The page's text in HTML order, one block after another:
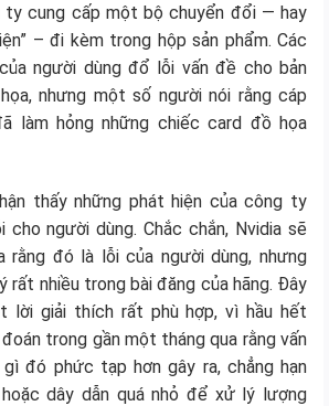
ty cung cấp một bộ chuyển đổi — hay
– đi kèm trong hộp sản phẩm. Các
người dùng đổ lỗi vấn đề cho bản
nhưng một số người nói rằng cáp
làm hỏng những chiếc card đồ họa
thấy những phát hiện của công ty
người dùng. Chắc chắn, Nvidia sẽ
rằng đó là lỗi của người dùng, nhưng
rất nhiều trong bài đăng của hãng. Đây
lời giải thích rất phù hợp, vì hầu hết
trong gần một tháng qua rằng vấn
đó phức tạp hơn gây ra, chẳng hạn
dây dẫn quá nhỏ để xử lý lượng